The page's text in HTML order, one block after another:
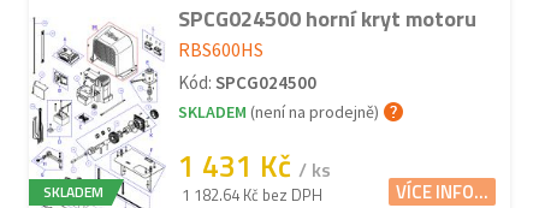
SKLADEM
SPCG024500 horní kryt motoru
RBS600HS
Kód: SPCG024500
SKLADEM (není na prodejně)
1 431 Kč / ks
1 182.64 Kč bez DPH VÍCE INFO...